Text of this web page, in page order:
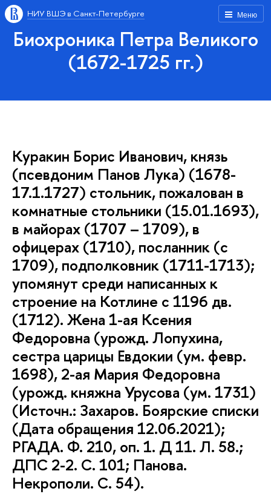
Меню
НИУ ВШЭ в Санкт-Петербурге
Биохроника Петра Великого
(1672-1725 гг.)
Куракин Борис Иванович, князь
(псевдоним Панов Лука) (1678-
17.1.1727) стольник, пожалован в
комнатные стольники (15.01.1693),
в майорах (1707 – 1709), в
офицерах (1710), посланник (с
1709), подполковник (1711-1713);
упомянут среди написанных к
строение на Котлине с 1196 дв.
(1712). Жена 1-ая Ксения
Федоровна (урожд. Лопухина,
сестра царицы Евдокии (ум. февр.
1698), 2-ая Мария Федоровна
(урожд. княжна Урусова (ум. 1731)
(Источн.: Захаров. Боярские списки
(Дата обращения 12.06.2021);
РГАДА. Ф. 210, оп. 1. Д 11. Л. 58.;
ДПС 2-2. С. 101; Панова.
Некрополи. С. 54).